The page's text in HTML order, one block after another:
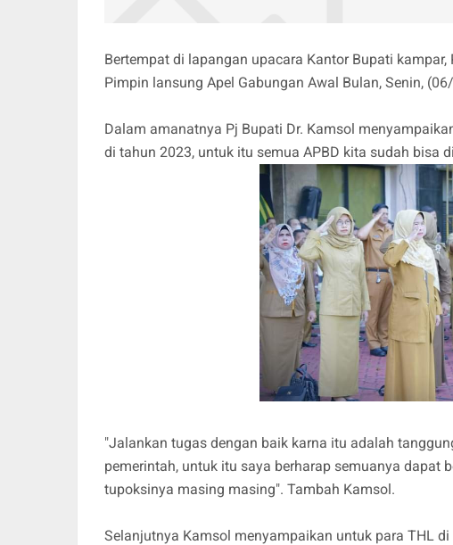
Bertempat di lapangan upacara Kantor Bupati
Pimpin lansung Apel Gabungan Awal Bulan, Senin,
Dalam amanatnya Pj Bupati Dr. Kamsol
di tahun 2023, untuk itu semua APBD kita sudah bisa
"Jalankan tugas dengan baik karna itu adalah
pemerintah, untuk itu saya berharap semuanya dapat
tupoksinya masing masing". Tambah Kamsol.
Selanjutnya Kamsol menyampaikan untuk para THL